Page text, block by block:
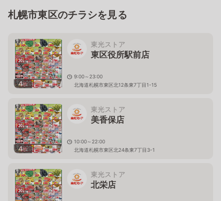
札幌市東区のチラシを見る
4枚
東光ストア
東区役所駅前店
9:00～23:00
北海道札幌市東区北12条東7丁目1-15
4枚
東光ストア
美香保店
10:00～22:00
北海道札幌市東区北24条東7丁目3-1
東光ストア
北栄店